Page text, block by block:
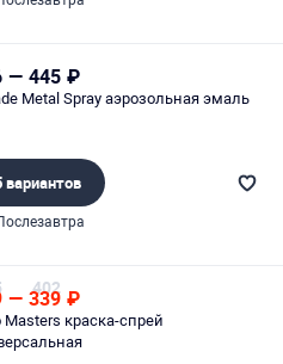
— 445 ₽
Metal Spray аэрозольная эмаль
вариантов
— 402
339 ₽
Masters краска-спрей